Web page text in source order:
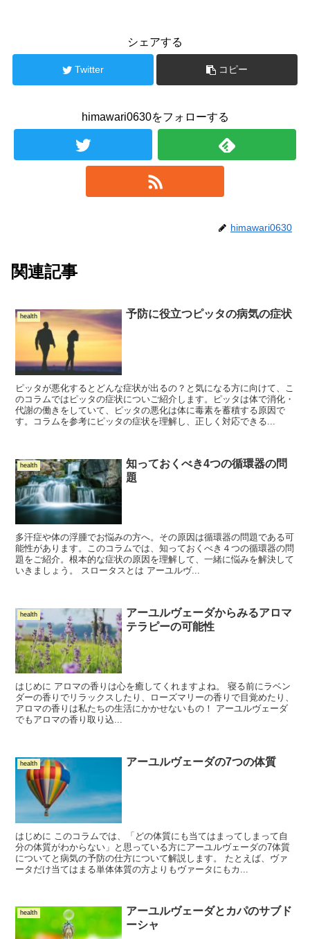
シェアする
Twitter コピー
himawari0630をフォローする
himawari0630
関連記事
health 予防に役立つピッタの病気の症状
ピッタが悪化するとどんな症状が出るの？と気になる方に向けて、こ
のコラムではピッタの症状についご紹介します。ピッタは体で消化・
代謝の働きをしていて、ピッタの悪化は体に毒素を蓄積する原因で
す。コラムを参考にピッタの症状を理解し、正しく対応できる...
health
知っておくべき4つの循環器の問
題
多汗症や体の浮腫でお悩みの方へ。その原因は循環器の問題である可
能性があります。このコラムでは、知っておくべき４つの循環器の問
題をご紹介。根本的な症状の原因を理解して、一緒に悩みを解決して
いきましょう。 スロータスとは アーユルヴ...
health
アーユルヴェーダからみるアロマ
テラピーの可能性
はじめに アロマの香りは心を癒してくれますよね。 寝る前にラベン
ダーの香りでリラックスしたり、ローズマリーの香りで目覚めたり、
アロマの香りは私たちの生活にかかせないもの！ アーユルヴェーダ
でもアロマの香り取り込...
health アーユルヴェーダの7つの体質
はじめに このコラムでは、「どの体質にも当てはまってしまって自
分の体質がわからない」と思っている方にアーユルヴェーダの7体質
についてと病気の予防の仕方について解説します。 たとえば、ヴァ
ータだけ当てはまる単体体質の方よりもヴァータにもカ...
health
アーユルヴェーダとカパのサブド
ーシャ